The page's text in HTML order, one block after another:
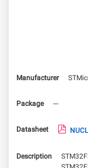
Manufacturer
Package ---
Datasheet
Description